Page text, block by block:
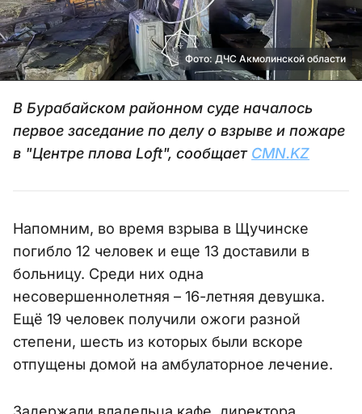
Фото: ДЧС Акмолинской области
В Бурабайском районном суде началось
первое заседание по делу о взрыве и пожаре
в "Центре плова Loft", сообщает CMN.KZ
Напомним, во время взрыва в Щучинске
погибло 12 человек и еще 13 доставили в
больницу. Среди них одна
несовершеннолетняя – 16-летняя девушка.
Ещё 19 человек получили ожоги разной
степени, шесть из которых были вскоре
отпущены домой на амбулаторное лечение.